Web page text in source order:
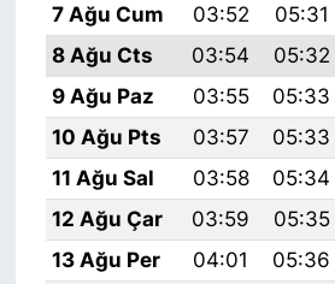
7 Ağu Cum
03:52 05:31
8 Ağu Cts
03:54 05:32
9 Ağu Paz
03:55 05:33
10 Ağu Pts
03:57 05:33
11 Ağu Sal
03:58 05:34
12 Ağu Çar
03:59 05:35
13 Ağu Per
04:01 05:36